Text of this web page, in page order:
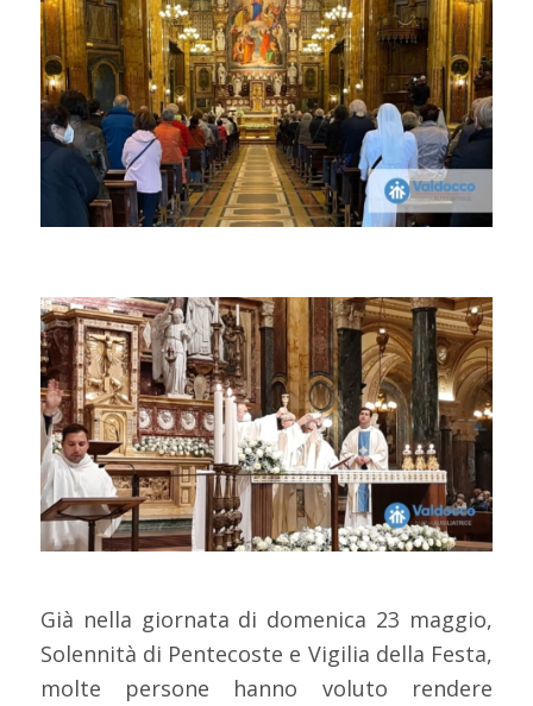
Già nella giornata di domenica 23 maggio,
Solennità di Pentecoste e Vigilia della Festa,
molte persone hanno voluto rendere